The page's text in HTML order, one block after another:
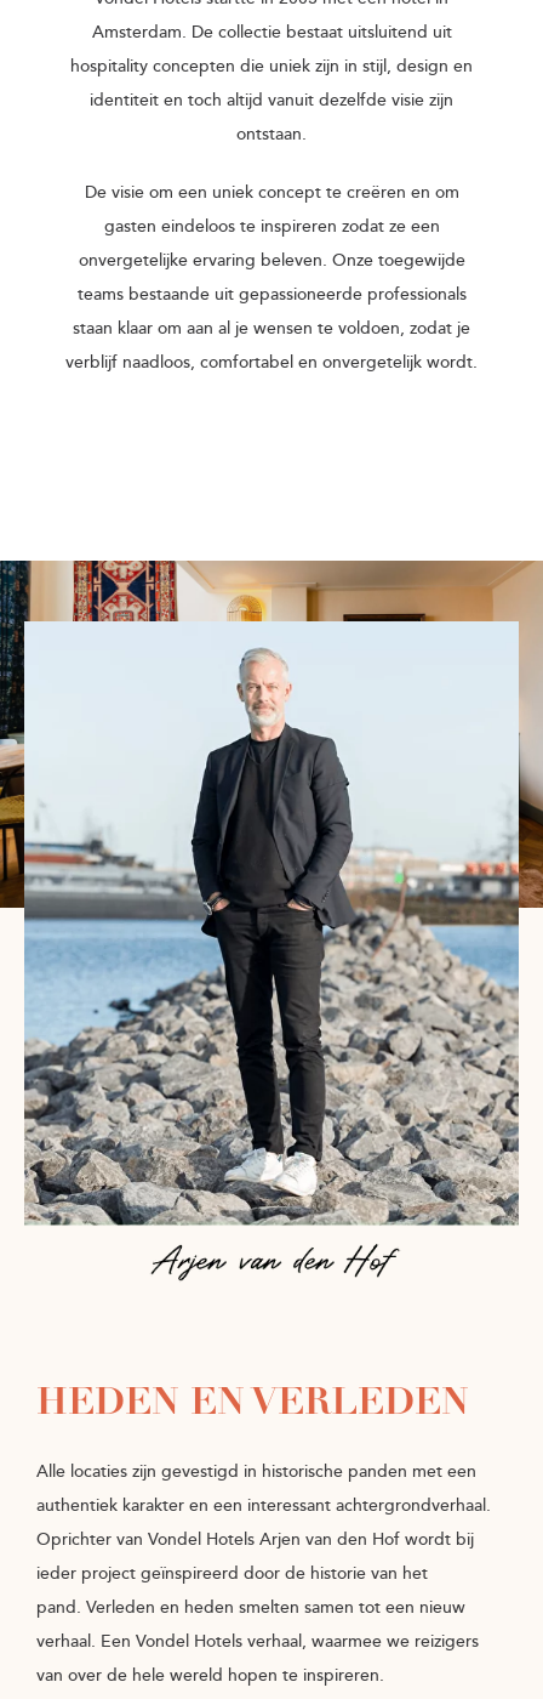
Amsterdam. De collectie bestaat uitsluitend uit
hospitality concepten die uniek zijn in stijl, design en
identiteit en toch altijd vanuit dezelfde visie zijn
ontstaan.
De visie om een uniek concept te creëren en om
gasten eindeloos te inspireren zodat ze een
onvergetelijke ervaring beleven. Onze toegewijde
teams bestaande uit gepassioneerde professionals
staan ​​klaar om aan al je wensen te voldoen, zodat je
verblijf naadloos, comfortabel en onvergetelijk wordt.
HEDEN EN VERLEDEN
Alle locaties zijn gevestigd in historische panden met een
authentiek karakter en een interessant achtergrondverhaal.
Oprichter van Vondel Hotels Arjen van den Hof wordt bij
ieder project geïnspireerd door de historie van het
pand. Verleden en heden smelten samen tot een nieuw
verhaal. Een Vondel Hotels verhaal, waarmee we reizigers
van over de hele wereld hopen te inspireren.